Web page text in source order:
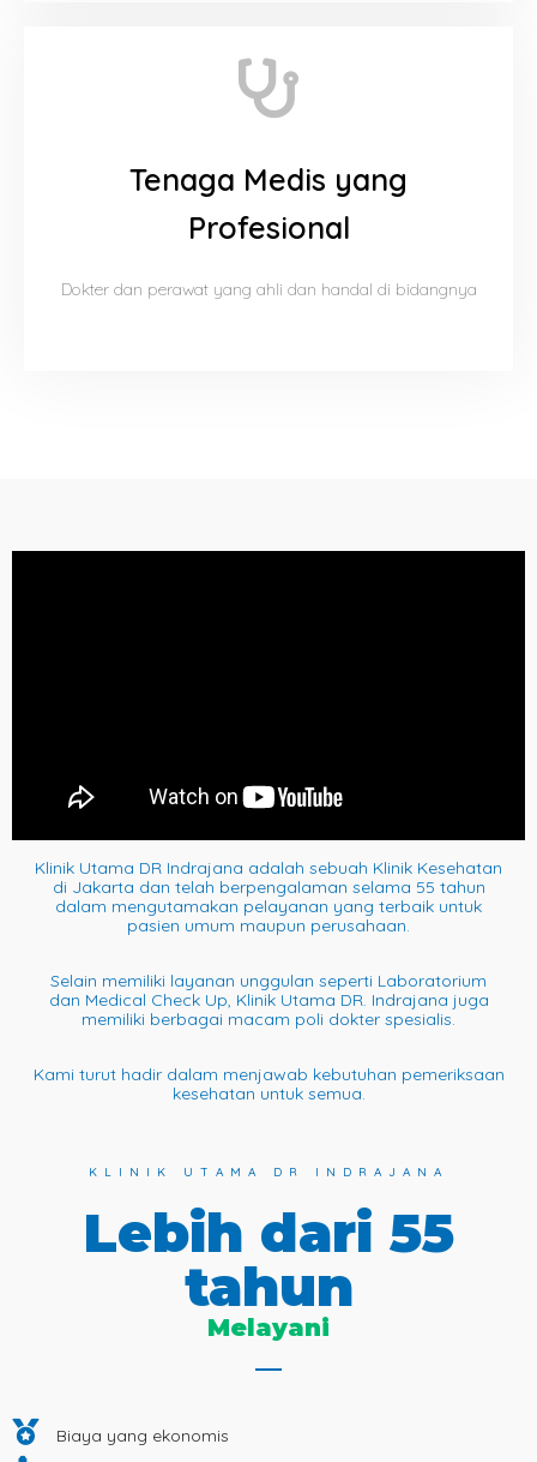
Tenaga Medis yang
Profesional
Dokter dan perawat yang ahli dan handal di bidangnya
Klinik Utama DR Indrajana adalah sebuah Klinik Kesehatan
di Jakarta dan telah berpengalaman selama 55 tahun
dalam mengutamakan pelayanan yang terbaik untuk
pasien umum maupun perusahaan.
Selain memiliki layanan unggulan seperti Laboratorium
dan Medical Check Up, Klinik Utama DR. Indrajana juga
memiliki berbagai macam poli dokter spesialis.
Kami turut hadir dalam menjawab kebutuhan pemeriksaan
kesehatan untuk semua.
KLINIK UTAMA DR INDRAJANA
Lebih dari 55
tahun
Melayani
Biaya yang ekonomis